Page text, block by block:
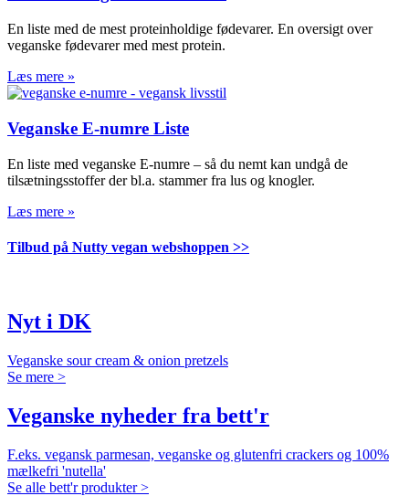
En liste med de mest proteinholdige fødevarer. En oversigt over
veganske fødevarer med mest protein.
Læs mere »
Veganske E-numre Liste
En liste med veganske E-numre – så du nemt kan undgå de
tilsætningsstoffer der bl.a. stammer fra lus og knogler.
Læs mere »
Tilbud på Nutty vegan webshoppen >>
Nyt i DK
Veganske sour cream & onion pretzels
Se mere >
Veganske nyheder fra bett'r
F.eks. vegansk parmesan, veganske og glutenfri crackers og 100%
mælkefri 'nutella'
Se alle bett'r produkter >